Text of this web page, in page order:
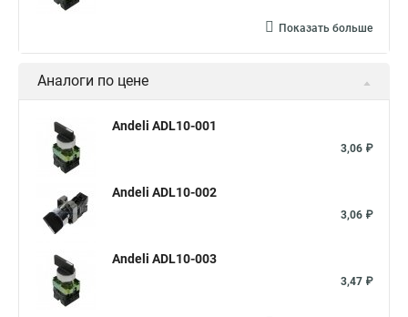
Показать больше
Аналоги по цене
Andeli ADL10-001
3,06 ₽
Andeli ADL10-002
3,06 ₽
Andeli ADL10-003
3,47 ₽